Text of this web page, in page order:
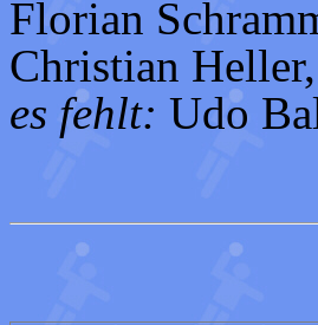
Florian
Christian
es fehlt: Udo